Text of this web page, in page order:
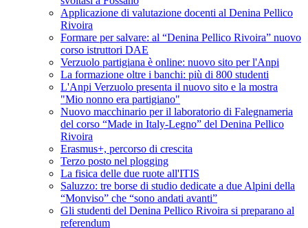
Applicazione di valutazione docenti al Denina Pellico
Rivoira
Formare per salvare: al “Denina Pellico Rivoira” nuovo
corso istruttori DAE
Verzuolo partigiana è online: nuovo sito per l'Anpi
La formazione oltre i banchi: più di 800 studenti
L'Anpi Verzuolo presenta il nuovo sito e la mostra
"Mio nonno era partigiano"
Nuovo macchinario per il laboratorio di Falegnameria
del corso “Made in Italy-Legno” del Denina Pellico
Rivoira
Erasmus+, percorso di crescita
Terzo posto nel plogging
La fisica delle due ruote all'ITIS
Saluzzo: tre borse di studio dedicate a due Alpini della
“Monviso” che “sono andati avanti”
Gli studenti del Denina Pellico Rivoira si preparano al
referendum